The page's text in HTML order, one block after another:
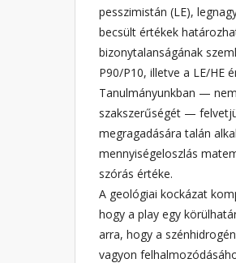
pesszimistán (LE),
becsült értékek
bizonytalanságának
P90/P10, illetve a LE/HE
Tanulmányunkban —
szakszerűségét —
megragadására talán
mennyiségeloszlás
szórás értéke.
A geológiai kockázat
hogy a play egy
arra, hogy a
vagyon